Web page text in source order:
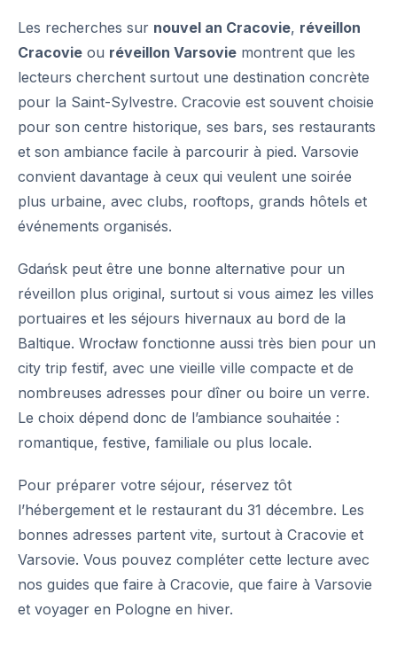
Les recherches sur nouvel an Cracovie, réveillon
Cracovie ou réveillon Varsovie montrent que les
lecteurs cherchent surtout une destination concrète
pour la Saint-Sylvestre. Cracovie est souvent choisie
pour son centre historique, ses bars, ses restaurants
et son ambiance facile à parcourir à pied. Varsovie
convient davantage à ceux qui veulent une soirée
plus urbaine, avec clubs, rooftops, grands hôtels et
événements organisés.
Gdańsk peut être une bonne alternative pour un
réveillon plus original, surtout si vous aimez les villes
portuaires et les séjours hivernaux au bord de la
Baltique. Wrocław fonctionne aussi très bien pour un
city trip festif, avec une vieille ville compacte et de
nombreuses adresses pour dîner ou boire un verre.
Le choix dépend donc de l’ambiance souhaitée :
romantique, festive, familiale ou plus locale.
Pour préparer votre séjour, réservez tôt
l’hébergement et le restaurant du 31 décembre. Les
bonnes adresses partent vite, surtout à Cracovie et
Varsovie. Vous pouvez compléter cette lecture avec
nos guides que faire à Cracovie, que faire à Varsovie
et voyager en Pologne en hiver.